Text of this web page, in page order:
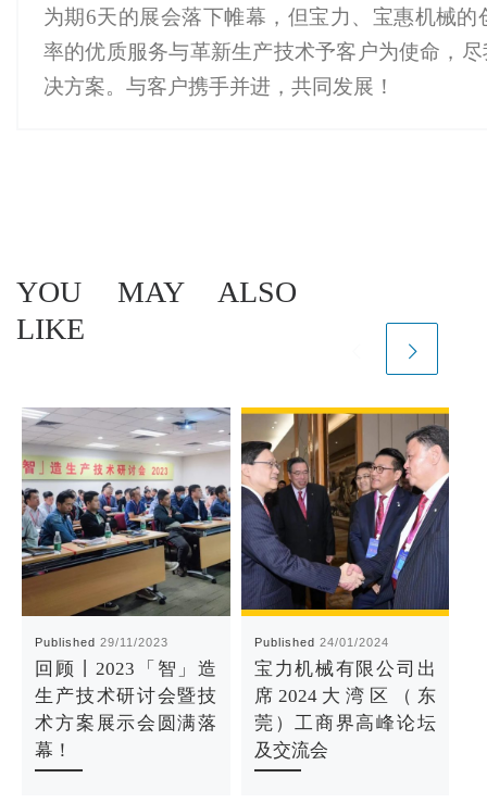
为期6天的展会落下帷幕，但宝力、宝惠机械
率的优质服务与革新生产技术予客户为使命，
决方案。与客户携手并进，共同发展！
YOU MAY ALSO
LIKE
Published29/11/2023
回顾丨2023「智」造
生产技术研讨会暨技
术方案展示会圆满落
幕！
Published 24/01/2024
宝力机械有限公司出
席2024大湾区（东
莞）工商界高峰论坛
及交流会